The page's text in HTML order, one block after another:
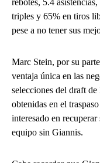
rebotes, 5.4
triples y 65% en tiros
pese a no tener sus
Marc Stein, por su
ventaja única en las
selecciones del draft
obtenidas en el
interesado en
equipo sin Giannis.